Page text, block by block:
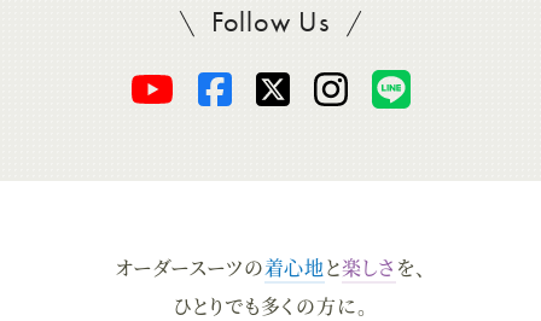
Follow UsSADAをフォロー
オ
ー
オ
ー
オ
ー
オ
ー
オーダースーツの着心地と楽しさ を、
ひとりでも多くの方に。